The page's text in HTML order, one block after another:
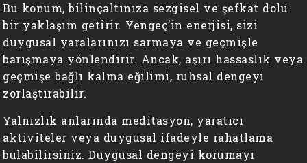
Bu konum, bilinçaltınıza sezgisel ve şefkat dolu
bir yaklaşım getirir. Yengeç’in enerjisi, sizi
duygusal yaralarınızı sarmaya ve geçmişle
barışmaya yönlendirir. Ancak, aşırı hassaslık veya
geçmişe bağlı kalma eğilimi, ruhsal dengeyi
zorlaştırabilir.
Yalnızlık anlarında meditasyon, yaratıcı
aktiviteler veya duygusal ifadeyle rahatlama
bulabilirsiniz. Duygusal dengeyi korumayı